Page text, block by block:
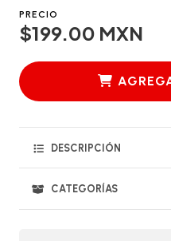
PRECIO
$199.00 MXN
DESCRIPCIÓN
CATEGORÍAS